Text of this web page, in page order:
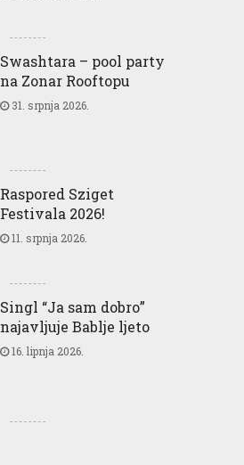
Swashtara – pool party
na Zonar Rooftopu
31. srpnja 2026.
Raspored Sziget
Festivala 2026!
11. srpnja 2026.
Singl “Ja sam dobro”
najavljuje Bablje ljeto
16. lipnja 2026.